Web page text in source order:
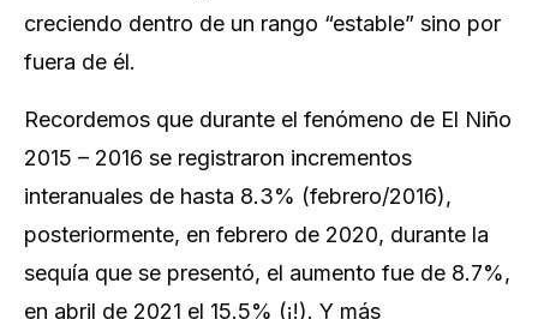
creciendo dentro de un rango “estable” sino por
fuera de él.
Recordemos que durante el fenómeno de El Niño
2015 – 2016 se registraron incrementos
interanuales de hasta 8.3% (febrero/2016),
posteriormente, en febrero de 2020, durante la
sequía que se presentó, el aumento fue de 8.7%,
en abril de 2021 el 15.5% (¡!). Y más